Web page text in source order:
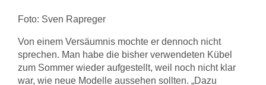
Foto: Sven Rapreger
Von einem Versäumnis mochte er dennoch nicht
sprechen. Man habe die bisher verwendeten Kübel
zum Sommer wieder aufgestellt, weil noch nicht klar
war, wie neue Modelle aussehen sollten. „Dazu